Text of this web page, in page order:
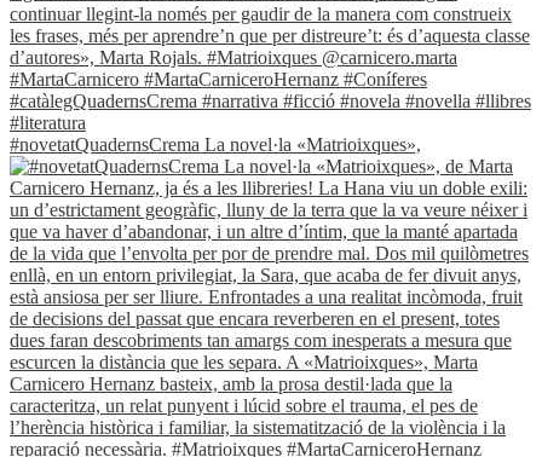
#novetatQuadernsCrema La novel·la «Matrioixques»,